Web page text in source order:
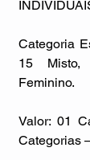
Categoria
15 Misto,
Feminino.
Valor: 01
Categorias